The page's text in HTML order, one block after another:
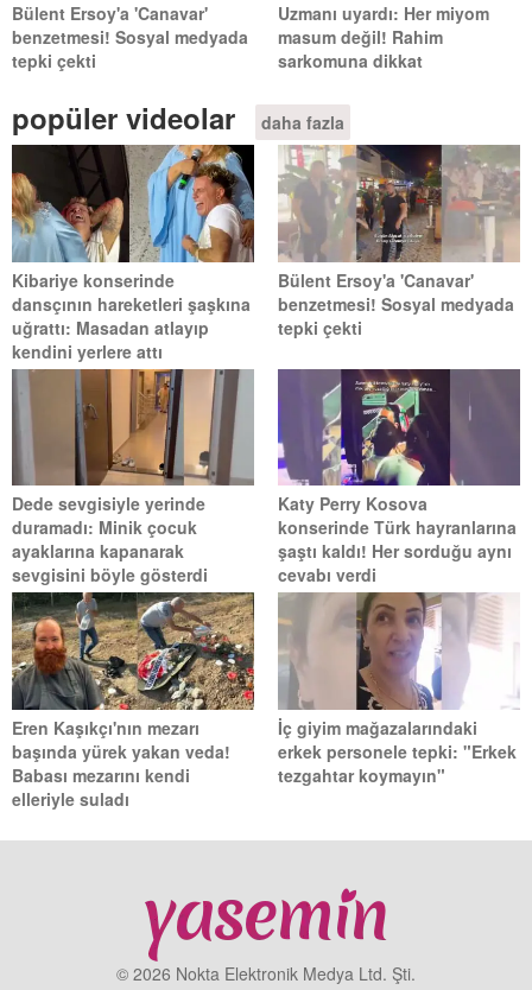
Bülent Ersoy'a 'Canavar'
benzetmesi! Sosyal medyada
tepki çekti
Uzmanı uyardı: Her miyom
masum değil! Rahim
sarkomuna dikkat
popüler videolar daha fazla
Kibariye konserinde
dansçının hareketleri şaşkına
uğrattı: Masadan atlayıp
kendini yerlere attı
Bülent Ersoy'a 'Canavar'
benzetmesi! Sosyal medyada
tepki çekti
Dede sevgisiyle yerinde
duramadı: Minik çocuk
ayaklarına kapanarak
sevgisini böyle gösterdi
Katy Perry Kosova
konserinde Türk hayranlarına
şaştı kaldı! Her sorduğu aynı
cevabı verdi
Eren Kaşıkçı'nın mezarı
başında yürek yakan veda!
Babası mezarını kendi
elleriyle suladı
İç giyim mağazalarındaki
erkek personele tepki: "Erkek
tezgahtar koymayın"
© 2026 Nokta Elektronik Medya Ltd. Şti.